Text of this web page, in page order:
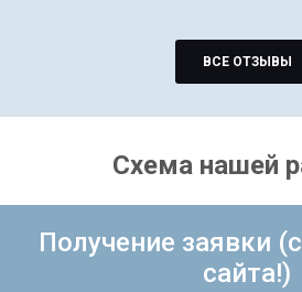
ВСЕ ОТЗЫВЫ
Схема нашей
Получение заявки
сайта!)